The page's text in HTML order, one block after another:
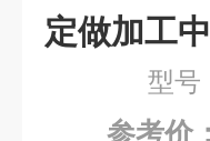
型号
参考价：